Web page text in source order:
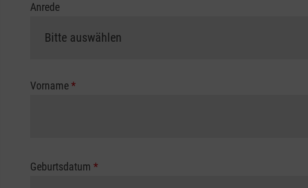
Anrede
Vorname*
Geburtsdatum *